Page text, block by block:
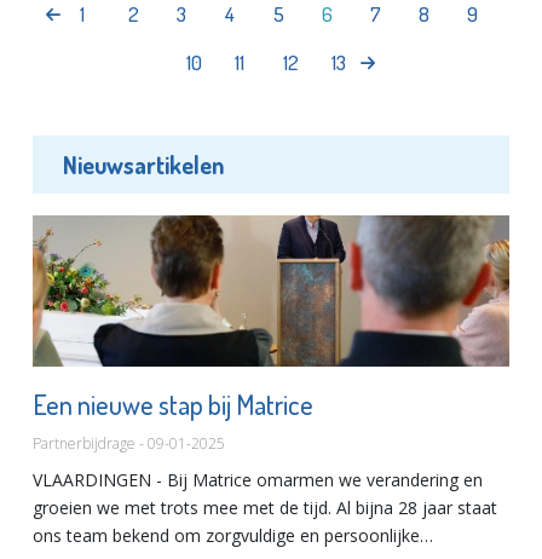
1 2 3 4 5 6 7 8
9
10
11 12 13
Nieuwsartikelen
Een nieuwe stap bij Matrice
Partnerbijdrage - 09-01-2025
VLAARDINGEN - Bij Matrice omarmen we verandering en
groeien we met trots mee met de tijd. Al bijna 28 jaar staat
ons team bekend om zorgvuldige en persoonlijke